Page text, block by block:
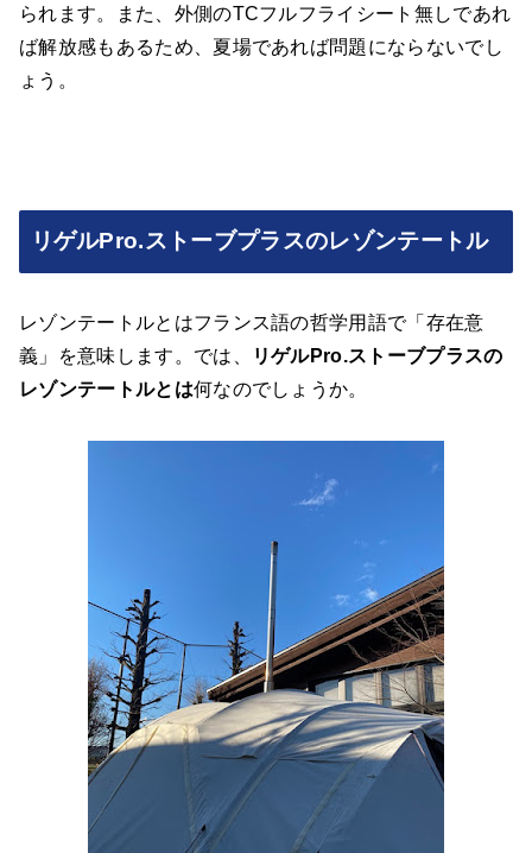
られます。また、外側のTCフルフライシート無しであれ
ば解放感もあるため、夏場であれば問題にならないでし
ょう。
リゲルPro.ストーブプラスのレゾンテートル
レゾンテートルとはフランス語の哲学用語で「存在意
義」を意味します。では、
リゲルPro.ストーブプラスの
レゾンテートルとは何なのでしょうか。